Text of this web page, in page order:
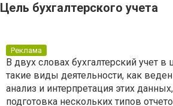
Цель бухгалтерского учета
Реклама
В двух словах бухгалтерский учет
такие виды деятельности, как
анализ и интерпретация этих
подготовка нескольких типов